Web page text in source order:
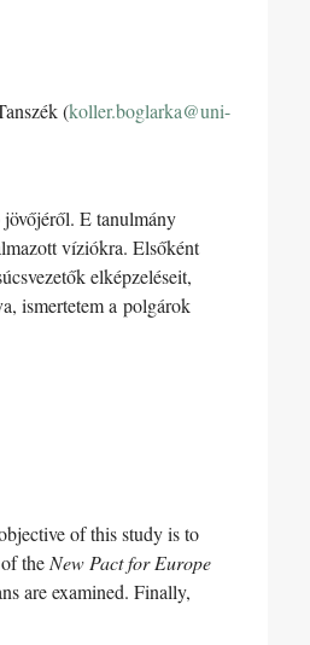
(koller.boglarka@uni-
E tanulmány
víziókra. Elsőként
elképzeléseit,
ismertetem a polgárok
of this study is to
the New Pact for Europe
are examined. Finally,